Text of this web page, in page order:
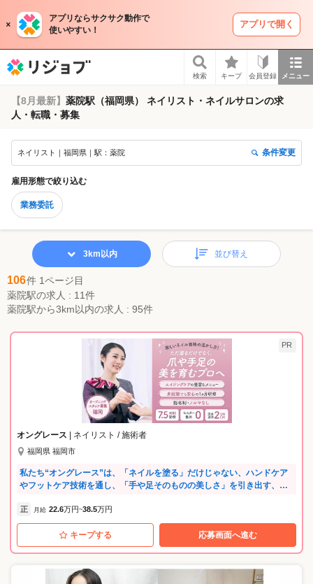
アプリならサクサク動作で
使いやすい！
アプリで開く
検索 キープ 会員登録 メニュー
【8月最新】 薬院駅（福岡県） ネイリスト・ネイルサロンの求
人・転職・募集
ネイリスト｜福岡県｜駅：薬院 条件変更
雇用形態で絞り込む
業務委託
106件 1ページ目
薬院駅の求人 : 11件
薬院駅から3km以内の求人 : 95件
3km以内 並び替え
PR
オングレース | ネイリスト / 施術者
福岡県 福岡市
私たち“オングレース”は、「ネイルを塗る」だけじゃない、ハンドケア
やフットケア技術を通し、「手や足そのものの美しさ」を引き出す、他
「デジャヴュ」「オペラ」「ハトムギ化粧水」など、ヒット商品を手掛
ける大手化粧品メーカーピアスグループの一員です。人気ブランドを手
掛ける安定企業だからこそ、充実した福利厚生をご用意しています。 ⭐
経験が浅くても、ブランクがあってもOK ネイリストの資格をお持ちで
通し、知識もスキルもしっかり身につけられます。 ⭐洗練された接客ス
正 月給 22.6万円~38.5万円
キープする 応募画面へ進む